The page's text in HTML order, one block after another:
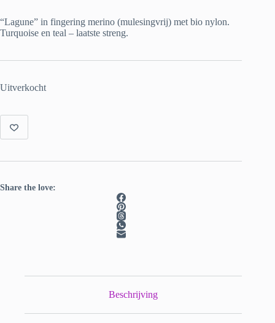
was:
€ 22.00.
is:
€ 15.00.
“Lagune” in fingering merino (mulesingvrij) met bio nylon.
Turquoise en teal – laatste streng.
Uitverkocht
Share the love:
Beschrijving